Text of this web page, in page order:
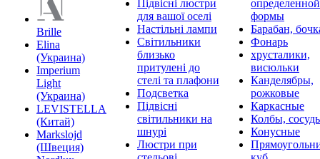
Brille
Elina
(Украина)
Imperium
Light
(Украина)
LEVISTELLA
(Китай)
Markslojd
(Швеция)
Підвісні люстри
для вашої оселі
Настільні лампи
Світильники
близько
притулені до
стелі та плафони
Подсветка
Підвісні
світильники на
шнурі
Люстри при
определенной
формы
Барабан,
Фонарь
хрусталики,
висюльки
Канделябры,
рожковые
Каркасные
Колбы,
Конусные